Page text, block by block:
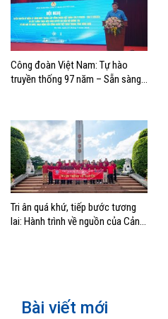
Công đoàn Việt Nam: Tự hào
truyền thống 97 năm – Sẵn sàng
Tri ân quá khứ, tiếp bước tương
lai: Hành trình về nguồn của Cảng
Bài viết mới